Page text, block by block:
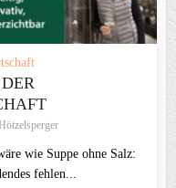
wie Suppe ohne Salz:
fehlen...